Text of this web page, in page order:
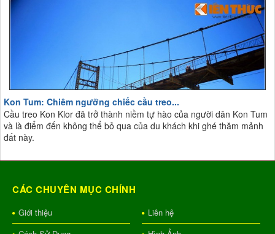
Kon Tum: Chiêm ngưỡng chiếc cầu treo...
Cầu treo Kon Klor đã trở thành niềm tự hào của người dân Kon Tum
và là điểm đến không thể bỏ qua của du khách khi ghé thăm mảnh
đất này.
CÁC CHUYÊN MỤC CHÍNH
Giới thiệu
Liên hệ